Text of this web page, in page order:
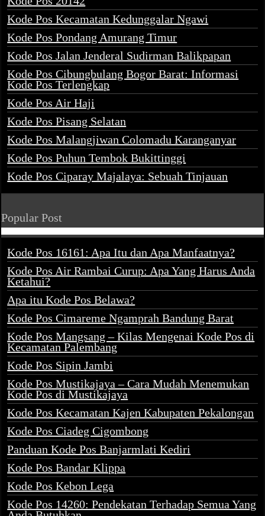
Kode Pos Kecamatan Kedunggalar Ngawi
Kode Pos Pondang Amurang Timur
Kode Pos Jalan Jenderal Sudirman Balikpapan
Kode Pos Cibungbulang Bogor Barat: Informasi
Kode Pos Terlengkap
Kode Pos Air Haji
Kode Pos Pisang Selatan
Kode Pos Malangjiwan Colomadu Karanganyar
Kode Pos Puhun Tembok Bukittinggi
Kode Pos Ciparay Majalaya: Sebuah Tinjauan
Popular Post
Kode Pos 16161: Apa Itu dan Apa Manfaatnya?
Kode Pos Air Rambai Curup: Apa Yang Harus Anda
Ketahui?
Apa itu Kode Pos Belawa?
Kode Pos Cimareme Ngamprah Bandung Barat
Kode Pos Mangsang – Kilas Mengenai Kode Pos di
Kecamatan Palembang
Kode Pos Sipin Jambi
Kode Pos Mustikajaya – Cara Mudah Menemukan
Kode Pos di Mustikajaya
Kode Pos Kecamatan Kajen Kabupaten Pekalongan
Kode Pos Ciadeg Cigombong
Panduan Kode Pos Banjarmlati Kediri
Kode Pos Bandar Klippa
Kode Pos Kebon Lega
Kode Pos 14260: Pendekatan Terhadap Semua Yang